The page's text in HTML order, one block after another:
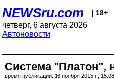
NEWSru.com | 18+
четверг, 6 августа 2026
Автоновости
Система "Платон",
время публикации: 16 ноября 2015 г.,